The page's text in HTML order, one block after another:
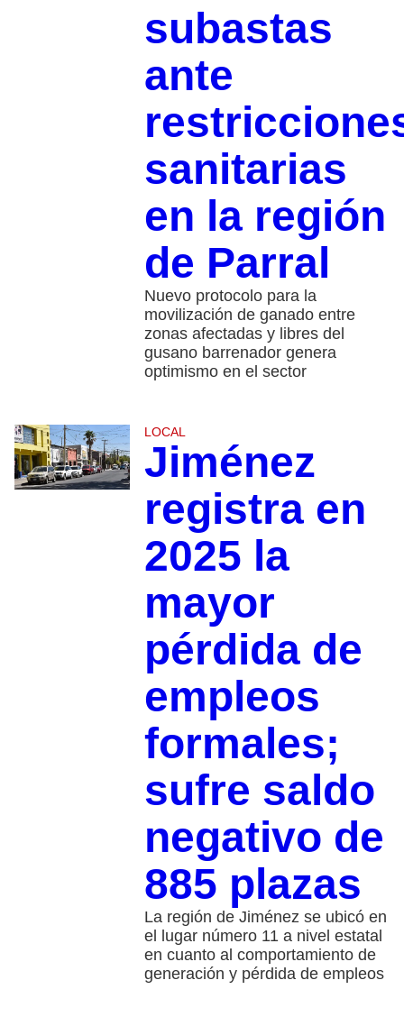
subastas
ante
sanitarias
en la región
de Parral
Nuevo protocolo para la
movilización de ganado entre
zonas afectadas y libres del
gusano barrenador genera
optimismo en el sector
LOCAL
Jiménez
registra en
2025 la
mayor
pérdida de
empleos
formales;
sufre saldo
negativo de
885 plazas
La región de Jiménez se ubicó en
el lugar número 11 a nivel estatal
en cuanto al comportamiento de
generación y pérdida de empleos